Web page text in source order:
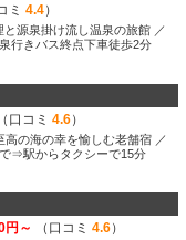
ミ4.4）
源泉掛け流し温泉の旅館 ／
行きバス終点下車徒歩2分
（口コミ4.6）
高の海の幸を愉しむ老舗宿 ／
⇒駅からタクシーで15分
円～ （口コミ4.6）